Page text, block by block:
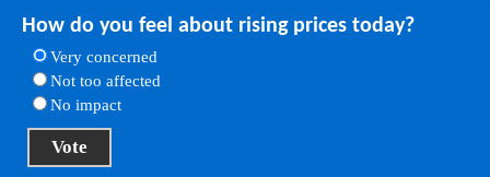
How do you feel about rising prices today?
Very concerned
Not too affected
No impact